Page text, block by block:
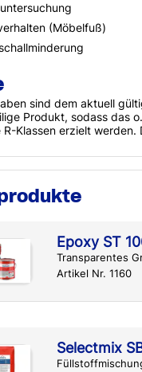
(Möbelfuß)
sind dem aktuell
Produkt, sodass das
R-Klassen erzielt
Epoxy ST
Transparentes
Artikel Nr. 1160
Selectmix